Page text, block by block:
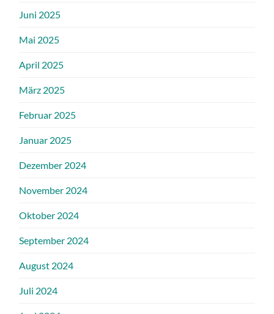
Juni 2025
Mai 2025
April 2025
März 2025
Februar 2025
Januar 2025
Dezember 2024
November 2024
Oktober 2024
September 2024
August 2024
Juli 2024